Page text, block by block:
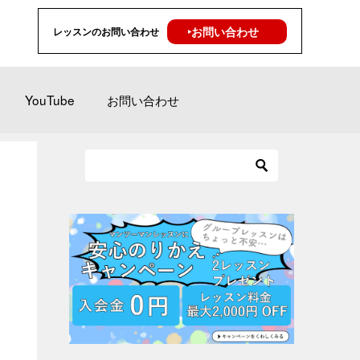
レッスンのお問い合わせ ‣お問い合わせ
YouTube お問い合わせ